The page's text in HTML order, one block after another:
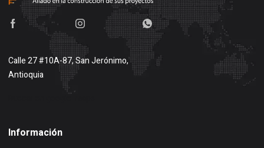
Calle 27 #10A-87, San Jerónimo,
Antioquia
Información